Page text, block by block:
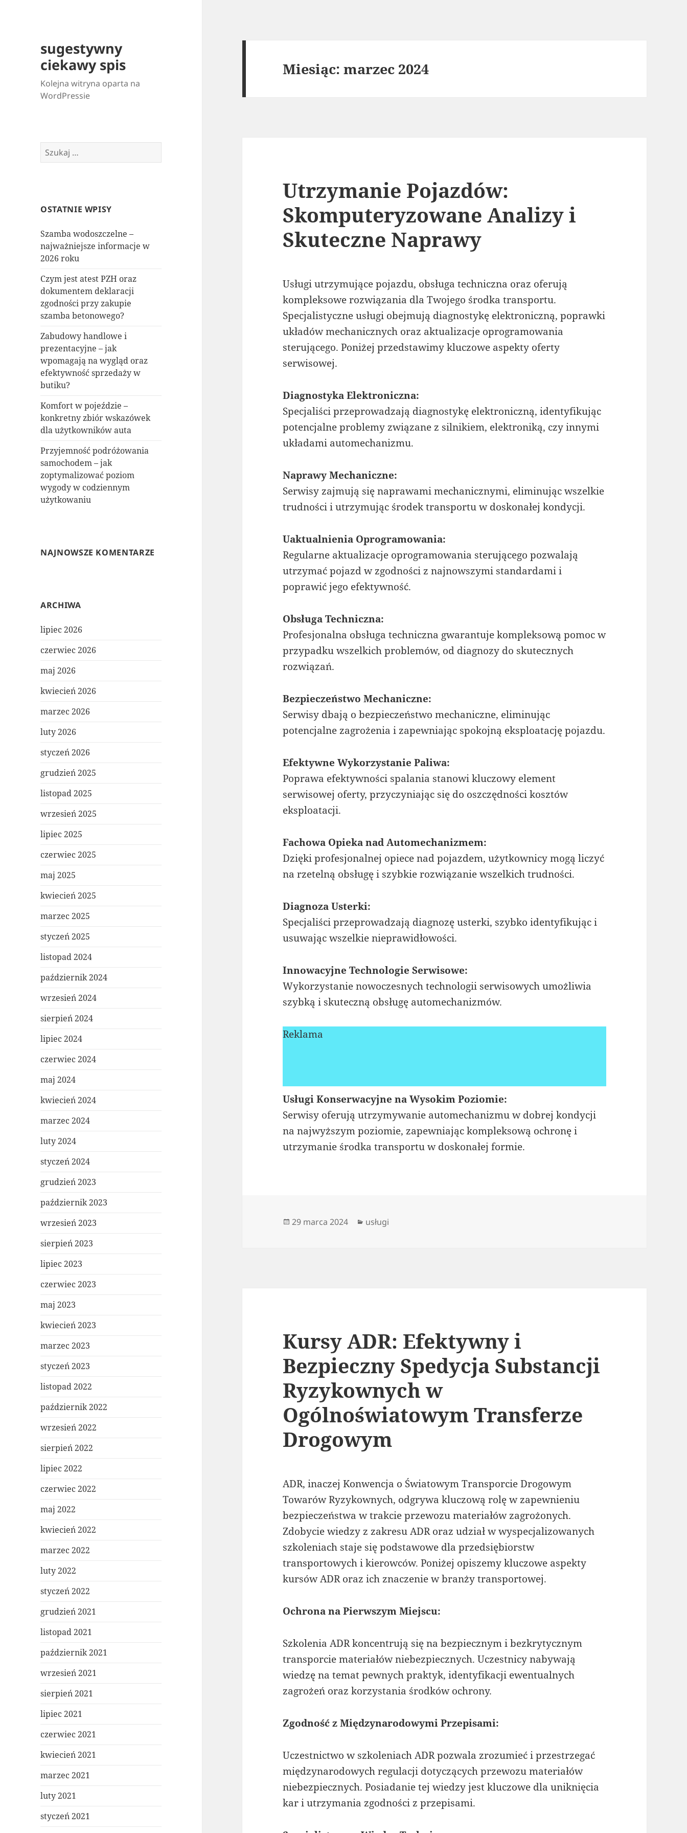
sugestywny
ciekawy spis
Kolejna witryna oparta na
WordPressie
Szukaj:
OSTATNIE WPISY
Szamba wodoszczelne –
najważniejsze informacje w
2026 roku
Czym jest atest PZH oraz
dokumentem deklaracji
zgodności przy zakupie
szamba betonowego?
Zabudowy handlowe i
prezentacyjne – jak
wpomagają na wygląd oraz
efektywność sprzedaży w
butiku?
Komfort w pojeździe –
konkretny zbiór wskazówek
dla użytkowników auta
Przyjemność podróżowania
samochodem – jak
zoptymalizować poziom
wygody w codziennym
użytkowaniu
NAJNOWSZE KOMENTARZE
ARCHIWA
lipiec 2026
czerwiec 2026
maj 2026
kwiecień 2026
marzec 2026
luty 2026
styczeń 2026
grudzień 2025
listopad 2025
wrzesień 2025
lipiec 2025
czerwiec 2025
maj 2025
kwiecień 2025
marzec 2025
styczeń 2025
listopad 2024
październik 2024
wrzesień 2024
sierpień 2024
lipiec 2024
czerwiec 2024
maj 2024
kwiecień 2024
marzec 2024
luty 2024
styczeń 2024
grudzień 2023
październik 2023
wrzesień 2023
sierpień 2023
lipiec 2023
czerwiec 2023
maj 2023
kwiecień 2023
marzec 2023
styczeń 2023
listopad 2022
październik 2022
wrzesień 2022
sierpień 2022
lipiec 2022
czerwiec 2022
maj 2022
kwiecień 2022
marzec 2022
luty 2022
styczeń 2022
grudzień 2021
listopad 2021
październik 2021
wrzesień 2021
sierpień 2021
lipiec 2021
czerwiec 2021
kwiecień 2021
marzec 2021
luty 2021
styczeń 2021
Miesiąc:marzec 2024
Utrzymanie Pojazdów:
Skomputeryzowane Analizy i
Skuteczne Naprawy
Usługi utrzymujące pojazdu, obsługa techniczna oraz oferują
kompleksowe rozwiązania dla Twojego środka transportu.
Specjalistyczne usługi obejmują diagnostykę elektroniczną, poprawki
układów mechanicznych oraz aktualizacje oprogramowania
sterującego. Poniżej przedstawimy kluczowe aspekty oferty
serwisowej.
Diagnostyka Elektroniczna:
Specjaliści przeprowadzają diagnostykę elektroniczną, identyfikując
potencjalne problemy związane z silnikiem, elektroniką, czy innymi
układami automechanizmu.
Naprawy Mechaniczne:
Serwisy zajmują się naprawami mechanicznymi, eliminując wszelkie
trudności i utrzymując środek transportu w doskonałej kondycji.
Uaktualnienia Oprogramowania:
Regularne aktualizacje oprogramowania sterującego pozwalają
utrzymać pojazd w zgodności z najnowszymi standardami i
poprawić jego efektywność.
Obsługa Techniczna:
Profesjonalna obsługa techniczna gwarantuje kompleksową pomoc w
przypadku wszelkich problemów, od diagnozy do skutecznych
rozwiązań.
Bezpieczeństwo Mechaniczne:
Serwisy dbają o bezpieczeństwo mechaniczne, eliminując
potencjalne zagrożenia i zapewniając spokojną eksploatację pojazdu.
Efektywne Wykorzystanie Paliwa:
Poprawa efektywności spalania stanowi kluczowy element
serwisowej oferty, przyczyniając się do oszczędności kosztów
eksploatacji.
Fachowa Opieka nad Automechanizmem:
Dzięki profesjonalnej opiece nad pojazdem, użytkownicy mogą liczyć
na rzetelną obsługę i szybkie rozwiązanie wszelkich trudności.
Diagnoza Usterki:
Specjaliści przeprowadzają diagnozę usterki, szybko identyfikując i
usuwając wszelkie nieprawidłowości.
Innowacyjne Technologie Serwisowe:
Wykorzystanie nowoczesnych technologii serwisowych umożliwia
szybką i skuteczną obsługę automechanizmów.
Reklama
Usługi Konserwacyjne na Wysokim Poziomie:
Serwisy oferują utrzymywanie automechanizmu w dobrej kondycji
na najwyższym poziomie, zapewniając kompleksową ochronę i
utrzymanie środka transportu w doskonałej formie.
Data
29 marca 2024 Kategorie
usługi
Kursy ADR: Efektywny i
Bezpieczny Spedycja Substancji
Ryzykownych w
Ogólnoświatowym Transferze
Drogowym
ADR, inaczej Konwencja o Światowym Transporcie Drogowym
Towarów Ryzykownych, odgrywa kluczową rolę w zapewnieniu
bezpieczeństwa w trakcie przewozu materiałów zagrożonych.
Zdobycie wiedzy z zakresu ADR oraz udział w wyspecjalizowanych
szkoleniach staje się podstawowe dla przedsiębiorstw
transportowych i kierowców. Poniżej opiszemy kluczowe aspekty
kursów ADR oraz ich znaczenie w branży transportowej.
Ochrona na Pierwszym Miejscu:
Szkolenia ADR koncentrują się na bezpiecznym i bezkrytycznym
transporcie materiałów niebezpiecznych. Uczestnicy nabywają
wiedzę na temat pewnych praktyk, identyfikacji ewentualnych
zagrożeń oraz korzystania środków ochrony.
Zgodność z Międzynarodowymi Przepisami:
Uczestnictwo w szkoleniach ADR pozwala zrozumieć i przestrzegać
międzynarodowych regulacji dotyczących przewozu materiałów
niebezpiecznych. Posiadanie tej wiedzy jest kluczowe dla uniknięcia
kar i utrzymania zgodności z przepisami.